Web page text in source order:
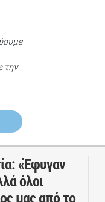
την
«Έφυγαν
όλοι
μας από το